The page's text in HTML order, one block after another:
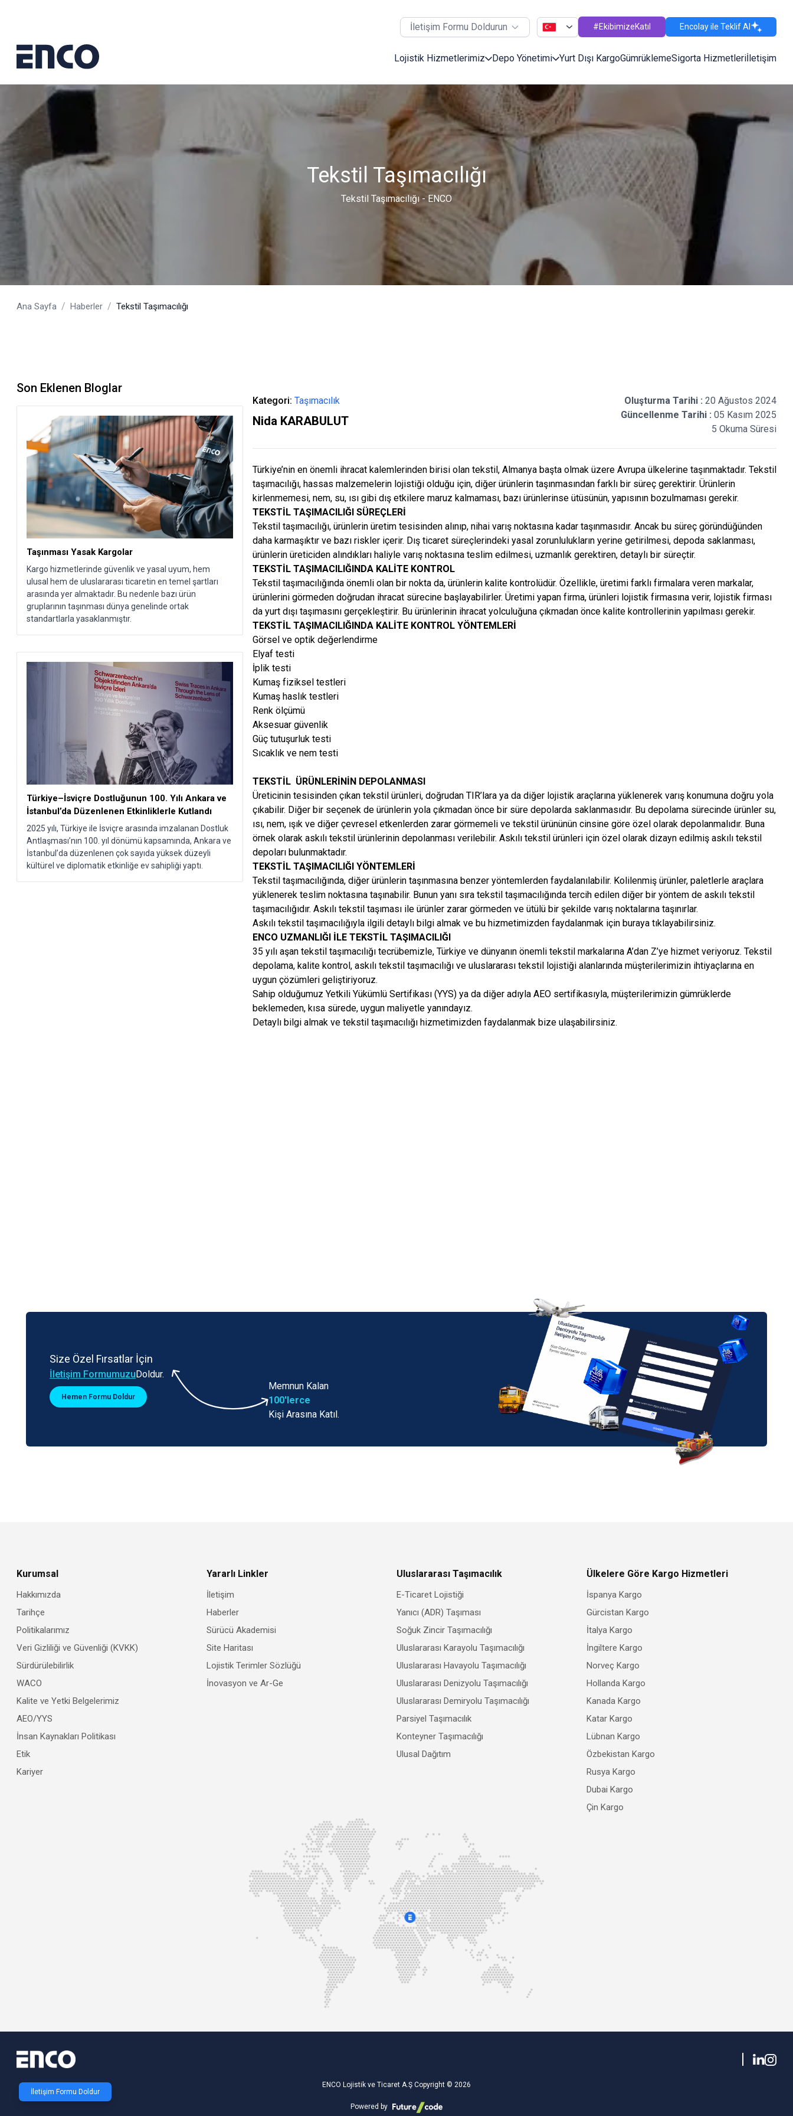
İletişim Formu Doldurun #EkibimizeKatıl Encolay ile Teklif Al
Lojistik Hizmetlerimiz Depo Yönetimi Yurt Dışı KargoGümrüklemeSigorta Hizmetleriİletişim
Tekstil Taşımacılığı
Tekstil Taşımacılığı - ENCO
Ana Sayfa / Haberler / Tekstil Taşımacılığı
Son Eklenen Bloglar
Taşınması Yasak Kargolar
Kargo hizmetlerinde güvenlik ve yasal uyum, hem
ulusal hem de uluslararası ticaretin en temel şartları
arasında yer almaktadır. Bu nedenle bazı ürün
gruplarının taşınması dünya genelinde ortak
standartlarla yasaklanmıştır.
Türkiye–İsviçre Dostluğunun 100. Yılı Ankara ve
İstanbul’da Düzenlenen Etkinliklerle Kutlandı​
2025 yılı, Türkiye ile İsviçre arasında imzalanan Dostluk
Antlaşması’nın 100. yıl dönümü kapsamında, Ankara ve
İstanbul’da düzenlenen çok sayıda yüksek düzeyli
kültürel ve diplomatik etkinliğe ev sahipliği yaptı.
Kategori: Taşımacılık
Nida KARABULUT
Oluşturma Tarihi : 20 Ağustos 2024
Güncellenme Tarihi : 05 Kasım 2025
5 Okuma Süresi
Türkiye’nin en önemli ihracat kalemlerinden birisi olan tekstil, Almanya başta olmak üzere Avrupa ülkelerine taşınmaktadır. Tekstil
taşımacılığı, hassas malzemelerin lojistiği olduğu için, diğer ürünlerin taşınmasından farklı bir süreç gerektirir. Ürünlerin
kirlenmemesi, nem, su, ısı gibi dış etkilere maruz kalmaması, bazı ürünlerinse ütüsünün, yapısının bozulmaması gerekir.
TEKSTİL TAŞIMACILIĞI SÜREÇLERİ
Tekstil taşımacılığı, ürünlerin üretim tesisinden alınıp, nihai varış noktasına kadar taşınmasıdır. Ancak bu süreç göründüğünden
daha karmaşıktır ve bazı riskler içerir. Dış ticaret süreçlerindeki yasal zorunlulukların yerine getirilmesi, depoda saklanması,
ürünlerin üreticiden alındıkları haliyle varış noktasına teslim edilmesi, uzmanlık gerektiren, detaylı bir süreçtir.
TEKSTİL TAŞIMACILIĞINDA KALİTE KONTROL
Tekstil taşımacılığında önemli olan bir nokta da, ürünlerin kalite kontrolüdür. Özellikle, üretimi farklı firmalara veren markalar,
ürünlerini görmeden doğrudan ihracat sürecine başlayabilirler. Üretimi yapan firma, ürünleri lojistik firmasına verir, lojistik firması
da yurt dışı taşımasını gerçekleştirir. Bu ürünlerinin ihracat yolculuğuna çıkmadan önce kalite kontrollerinin yapılması gerekir.
TEKSTİL TAŞIMACILIĞINDA KALİTE KONTROL YÖNTEMLERİ
Görsel ve optik değerlendirme
Elyaf testi
İplik testi
Kumaş fiziksel testleri
Kumaş haslık testleri
Renk ölçümü
Aksesuar güvenlik
Güç tutuşurluk testi
Sıcaklık ve nem testi
TEKSTİL ÜRÜNLERİNİN DEPOLANMASI
Üreticinin tesisinden çıkan tekstil ürünleri, doğrudan TIR’lara ya da diğer lojistik araçlarına yüklenerek varış konumuna doğru yola
çıkabilir. Diğer bir seçenek de ürünlerin yola çıkmadan önce bir süre depolarda saklanmasıdır. Bu depolama sürecinde ürünler su,
ısı, nem, ışık ve diğer çevresel etkenlerden zarar görmemeli ve tekstil ürününün cinsine göre özel olarak depolanmalıdır. Buna
örnek olarak askılı tekstil ürünlerinin depolanması verilebilir. Askılı tekstil ürünleri için özel olarak dizayn edilmiş askılı tekstil
depoları bulunmaktadır.
TEKSTİL TAŞIMACILIĞI YÖNTEMLERİ
Tekstil taşımacılığında, diğer ürünlerin taşınmasına benzer yöntemlerden faydalanılabilir. Kolilenmiş ürünler, paletlerle araçlara
yüklenerek teslim noktasına taşınabilir. Bunun yanı sıra tekstil taşımacılığında tercih edilen diğer bir yöntem de askılı tekstil
taşımacılığıdır. Askılı tekstil taşıması ile ürünler zarar görmeden ve ütülü bir şekilde varış noktalarına taşınırlar.
Askılı tekstil taşımacılığıyla ilgili detaylı bilgi almak ve bu hizmetimizden faydalanmak için buraya tıklayabilirsiniz.
ENCO UZMANLIĞI İLE TEKSTİL TAŞIMACILIĞI
35 yılı aşan tekstil taşımacılığı tecrübemizle, Türkiye ve dünyanın önemli tekstil markalarına A’dan Z’ye hizmet veriyoruz. Tekstil
depolama, kalite kontrol, askılı tekstil taşımacılığı ve uluslararası tekstil lojistiği alanlarında müşterilerimizin ihtiyaçlarına en
uygun çözümleri geliştiriyoruz.
Sahip olduğumuz Yetkili Yükümlü Sertifikası (YYS) ya da diğer adıyla AEO sertifikasıyla, müşterilerimizin gümrüklerde
beklemeden, kısa sürede, uygun maliyetle yanındayız.
Detaylı bilgi almak ve tekstil taşımacılığı hizmetimizden faydalanmak bize ulaşabilirsiniz.
Size Özel Fırsatlar İçin
İletişim FormumuzuDoldur.
Hemen Formu Doldur
Memnun Kalan
100'lerce
Kişi Arasına Katıl.
Kurumsal
Hakkımızda
Tarihçe
Politikalarımız
Veri Gizliliği ve Güvenliği (KVKK)
Sürdürülebilirlik
WACO
Kalite ve Yetki Belgelerimiz
AEO/YYS
İnsan Kaynakları Politikası
Etik
Kariyer
Yararlı Linkler
İletişim
Haberler
Sürücü Akademisi
Site Haritası
Lojistik Terimler Sözlüğü
İnovasyon ve Ar-Ge
Uluslararası Taşımacılık
E-Ticaret Lojistiği
Yanıcı (ADR) Taşıması
Soğuk Zincir Taşımacılığı
Uluslararası Karayolu Taşımacılığı
Uluslararası Havayolu Taşımacılığı
Uluslararası Denizyolu Taşımacılığı
Uluslararası Demiryolu Taşımacılığı
Parsiyel Taşımacılık
Konteyner Taşımacılığı
Ulusal Dağıtım
Ülkelere Göre Kargo Hizmetleri
İspanya Kargo
Gürcistan Kargo
İtalya Kargo
İngiltere Kargo
Norveç Kargo
Hollanda Kargo
Kanada Kargo
Katar Kargo
Lübnan Kargo
Özbekistan Kargo
Rusya Kargo
Dubai Kargo
Çin Kargo
ENCO Lojistik ve Ticaret A.Ş Copyright © 2026
Powered by
İletişim Formu Doldur